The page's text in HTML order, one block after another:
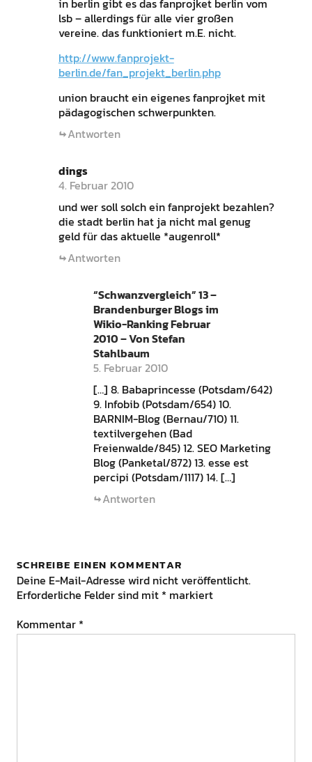
in berlin gibt es das fanprojket berlin vom
lsb – allerdings für alle vier großen
vereine. das funktioniert m.E. nicht.
http://www.fanprojekt-
berlin.de/fan_projekt_berlin.php
union braucht ein eigenes fanprojket mit
pädagogischen schwerpunkten.
Antworten
dings
4. Februar 2010
und wer soll solch ein fanprojekt bezahlen?
die stadt berlin hat ja nicht mal genug
geld für das aktuelle *augenroll*
Antworten
“Schwanzvergleich” 13 –
Brandenburger Blogs im
Wikio-Ranking Februar
2010 – Von Stefan
Stahlbaum
5. Februar 2010
[…] 8. Babaprincesse (Potsdam/642)
9. Infobib (Potsdam/654) 10.
BARNIM-Blog (Bernau/710) 11.
textilvergehen (Bad
Freienwalde/845) 12. SEO Marketing
Blog (Panketal/872) 13. esse est
percipi (Potsdam/1117) 14. […]
Antworten
SCHREIBE EINEN KOMMENTAR
Deine E-Mail-Adresse wird nicht veröffentlicht.
Erforderliche Felder sind mit * markiert
Kommentar *